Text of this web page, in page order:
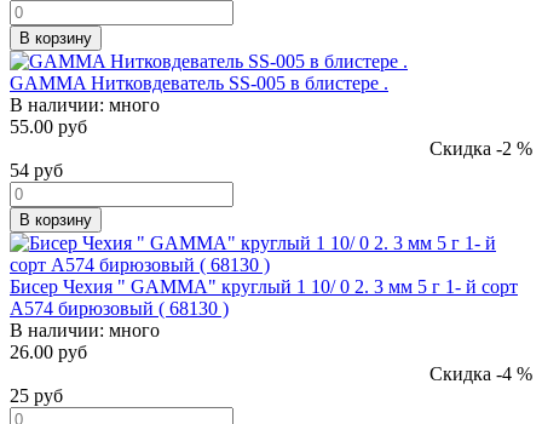
В корзину
GAMMA Нитковдеватель SS-005 в блистере .
В наличии: много
55.00 руб
Скидка -2 %
54 руб
В корзину
Бисер Чехия " GAMMA" круглый 1 10/ 0 2. 3 мм 5 г 1- й сорт
А574 бирюзовый ( 68130 )
В наличии: много
26.00 руб
Скидка -4 %
25 руб